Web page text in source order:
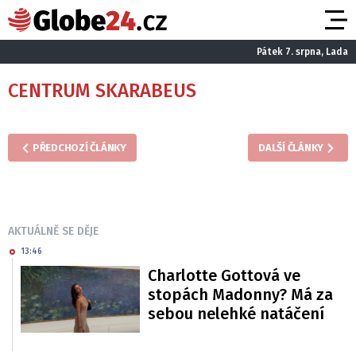
Pátek 7. srpna, Lada
CENTRUM SKARABEUS
PŘEDCHOZÍ ČLÁNKY DALŠÍ ČLÁNKY
AKTUÁLNĚ SE DĚJE
13:46
Charlotte Gottová ve
stopách Madonny? Má za
sebou nelehké natáčení